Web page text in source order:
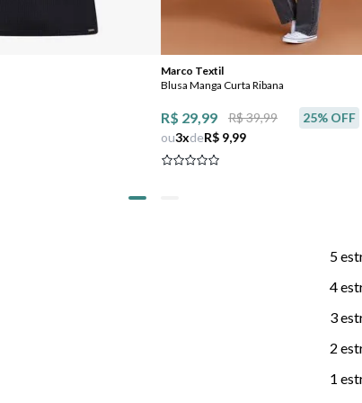
Marco Textil
Blusa Manga Curta Ribana
R$ 29,99 R$ 39,99 25% OFF
ou3xdeR$ 9,99
5
4
3
2
1